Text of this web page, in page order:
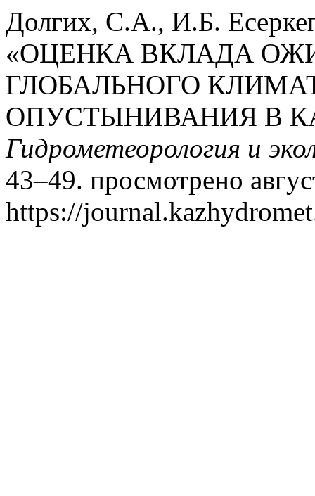
Долгих, С.А., И.Б.
«ОЦЕНКА ВКЛАДА
ГЛОБАЛЬНОГО
ОПУСТЫНИВАНИЯ В
Гидрометеорология и
43–49. просмотрено
https://